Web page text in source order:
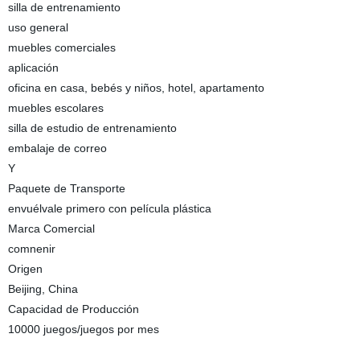
silla de entrenamiento
uso general
muebles comerciales
aplicación
oficina en casa, bebés y niños, hotel, apartamento
muebles escolares
silla de estudio de entrenamiento
embalaje de correo
Y
Paquete de Transporte
envuélvale primero con película plástica
Marca Comercial
comnenir
Origen
Beijing, China
Capacidad de Producción
10000 juegos/juegos por mes